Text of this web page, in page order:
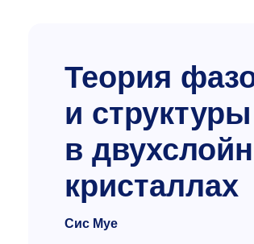
Теория
и
в
кристаллах
Сис Муе